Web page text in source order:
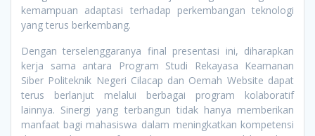
kemampuan adaptasi terhadap perkembangan teknologi
yang terus berkembang.
Dengan terselenggaranya final presentasi ini, diharapkan
kerja sama antara Program Studi Rekayasa Keamanan
Siber Politeknik Negeri Cilacap dan Oemah Website dapat
terus berlanjut melalui berbagai program kolaboratif
lainnya. Sinergi yang terbangun tidak hanya memberikan
manfaat bagi mahasiswa dalam meningkatkan kompetensi